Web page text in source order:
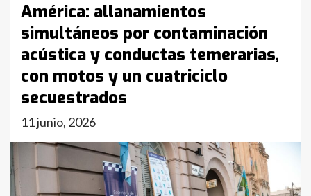
América: allanamientos
simultáneos por contaminación
acústica y conductas temerarias,
con motos y un cuatriciclo
secuestrados
11 junio, 2026